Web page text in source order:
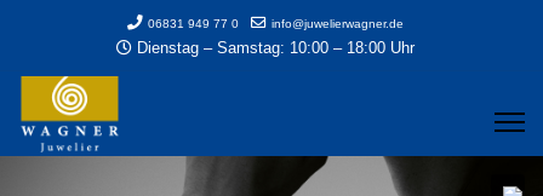
06831 949 77 0 info@juwelierwagner.de
Dienstag – Samstag: 10:00 – 18:00 Uhr